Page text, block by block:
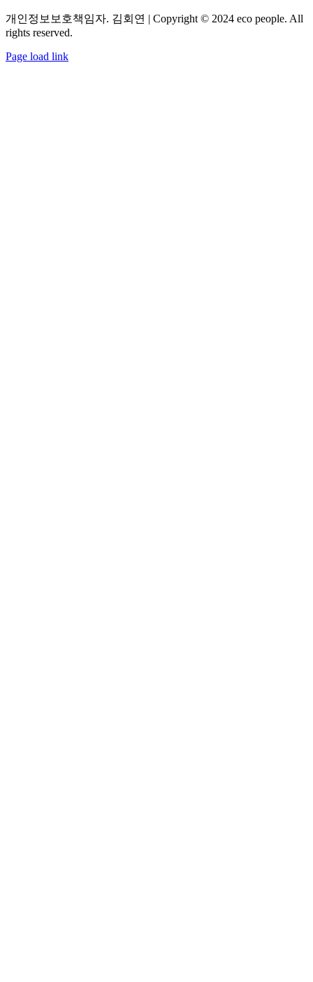
개인정보보호책임자. 김회연 | Copyright © 2024 eco people. All
rights reserved.
Page load link